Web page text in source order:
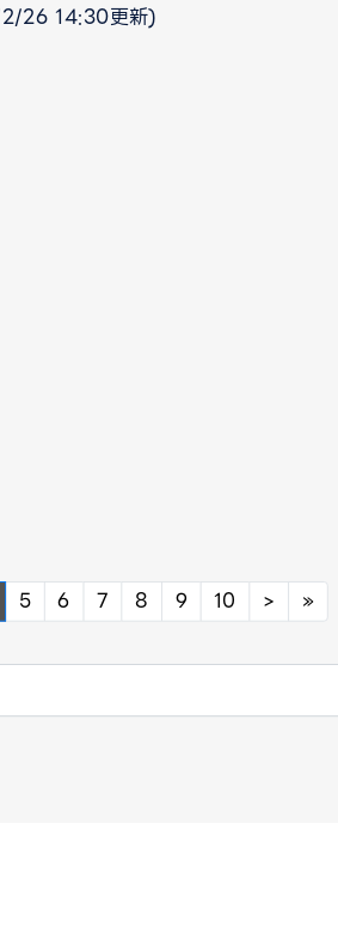
2/26 14:30更新)
5 6 7 8 9 10 > Next
»